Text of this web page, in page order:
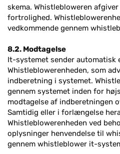
skema. Whistlebloweren
fortrolighed.
vedkommende gennem
8.2. Modtagelse
It-systemet sender automatisk
Whistleblowerenheden, som
indberetning i systemet.
gennem systemet inden for
modtagelse af indberetningen
Samtidig eller i forlængelse
Whistleblowerenheden ved
oplysninger henvendelse til
gennem whistleblower it-